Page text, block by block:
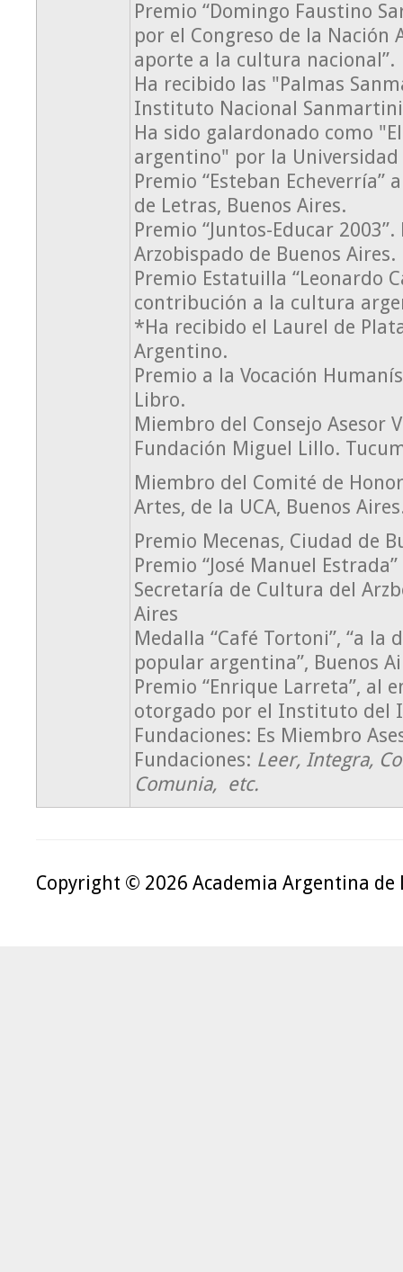
Premio “Domingo Faustino
por el Congreso de la Nación
aporte a la cultura nacional”.
Ha recibido las "Palmas
Instituto Nacional
Ha sido galardonado como
argentino" por la Universidad
Premio “Esteban Echeverría”
de Letras, Buenos Aires.
Premio “Juntos-Educar
Arzobispado de Buenos Aires.
Premio Estatuilla “Leonardo
contribución a la cultura
*Ha recibido el Laurel de
Argentino.
Premio a la Vocación
Libro.
Miembro del Consejo Asesor
Fundación Miguel Lillo.
Miembro del Comité de
Artes, de la UCA, Buenos
Premio Mecenas, Ciudad de
Premio “José Manuel
Secretaría de Cultura del
Aires
Medalla “Café Tortoni”, “a
popular argentina”, Buenos
Premio “Enrique Larreta”, al
otorgado por el Instituto del
Fundaciones: Es Miembro
Fundaciones: Leer, Integra,
Comunia, etc.
Copyright © 2026 Academia Argentina de